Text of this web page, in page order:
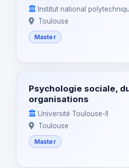
Institut national
Toulouse
Master
Psychologie sociale,
organisations
Université Toulouse-II
Toulouse
Master